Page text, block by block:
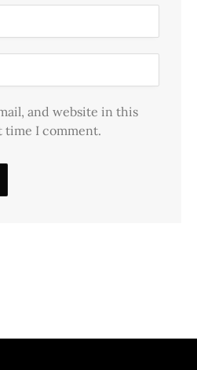
and website in this
time I comment.